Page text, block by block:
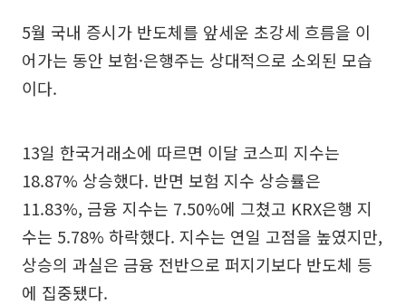
5월 국내 증시가 반도체를 앞세운 초강세 흐름을 이
어가는 동안 보험·은행주는 상대적으로 소외된 모습
이다.
13일 한국거래소에 따르면 이달 코스피 지수는
18.87% 상승했다. 반면 보험 지수 상승률은
11.83%, 금융 지수는 7.50%에 그쳤고 KRX은행 지
수는 5.78% 하락했다. 지수는 연일 고점을 높였지만,
상승의 과실은 금융 전반으로 퍼지기보다 반도체 등
에 집중됐다.